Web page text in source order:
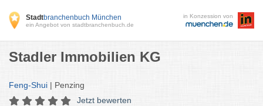
Stadtbranchenbuch München
ein Angebot von stadtbranchenbuch.de
in Konzession von
Stadler Immobilien KG
Feng-Shui | Penzing
Jetzt bewerten